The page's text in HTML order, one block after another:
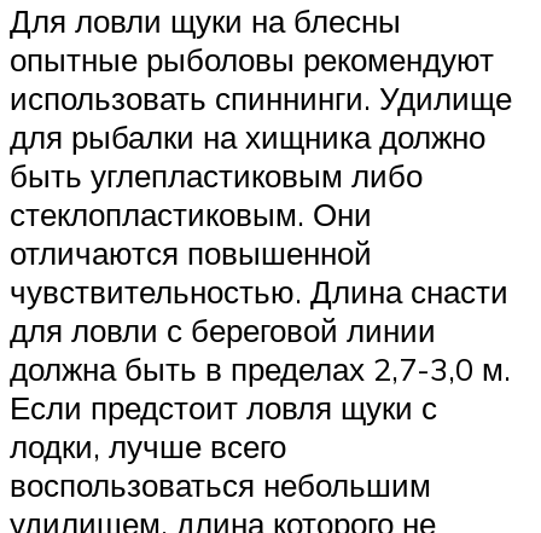
Для ловли щуки на блесны
опытные рыболовы рекомендуют
использовать спиннинги. Удилище
для рыбалки на хищника должно
быть углепластиковым либо
стеклопластиковым. Они
отличаются повышенной
чувствительностью. Длина снасти
для ловли с береговой линии
должна быть в пределах 2,7-3,0 м.
Если предстоит ловля щуки с
лодки, лучше всего
воспользоваться небольшим
удилищем, длина которого не